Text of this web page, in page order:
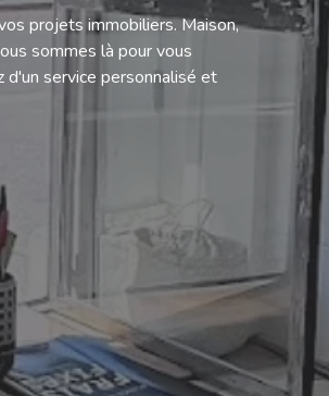
projets immobiliers. Maison,
sommes là pour vous
d'un service personnalisé et